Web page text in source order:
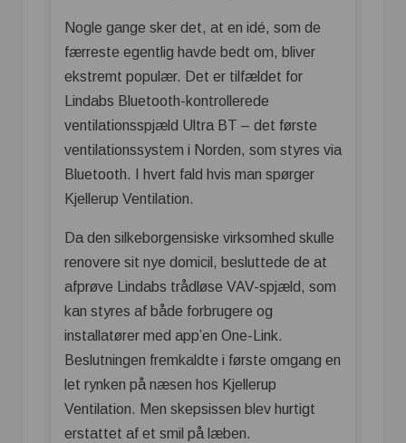
Nogle gange sker det, at en idé, som de
færreste egentlig havde bedt om, bliver
ekstremt populær. Det er tilfældet for
Lindabs Bluetooth-kontrollerede
ventilationsspjæld Ultra BT – det første
ventilationssystem i Norden, som styres via
Bluetooth. I hvert fald hvis man spørger
Kjellerup Ventilation.
Da den silkeborgensiske virksomhed skulle
renovere sit nye domicil, besluttede de at
afprøve Lindabs trådløse VAV-spjæld, som
kan styres af både forbrugere og
installatører med app’en One-Link.
Beslutningen fremkaldte i første omgang en
let rynken på næsen hos Kjellerup
Ventilation. Men skepsissen blev hurtigt
erstattet af et smil på læben.